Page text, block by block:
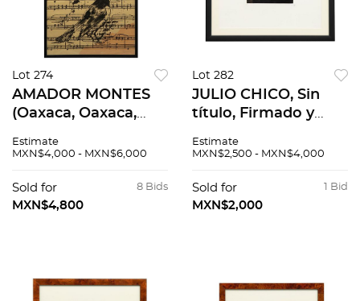
Lot 274
AMADOR MONTES
(Oaxaca, Oaxaca,
Serigrafía 23 / 74, 99
Estimate
MXN$4,000 - MXN$6,000
8 Bids
Sold for
MXN$4,800
Lot 282
JULIO CHICO, Sin
título, Firmado y
Grabado al
cm
Estimate
MXN$2,500 - MXN$4,000
1 Bid
Sold for
MXN$2,000